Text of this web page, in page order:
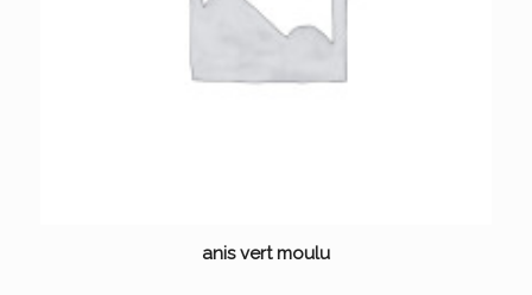
anis vert moulu